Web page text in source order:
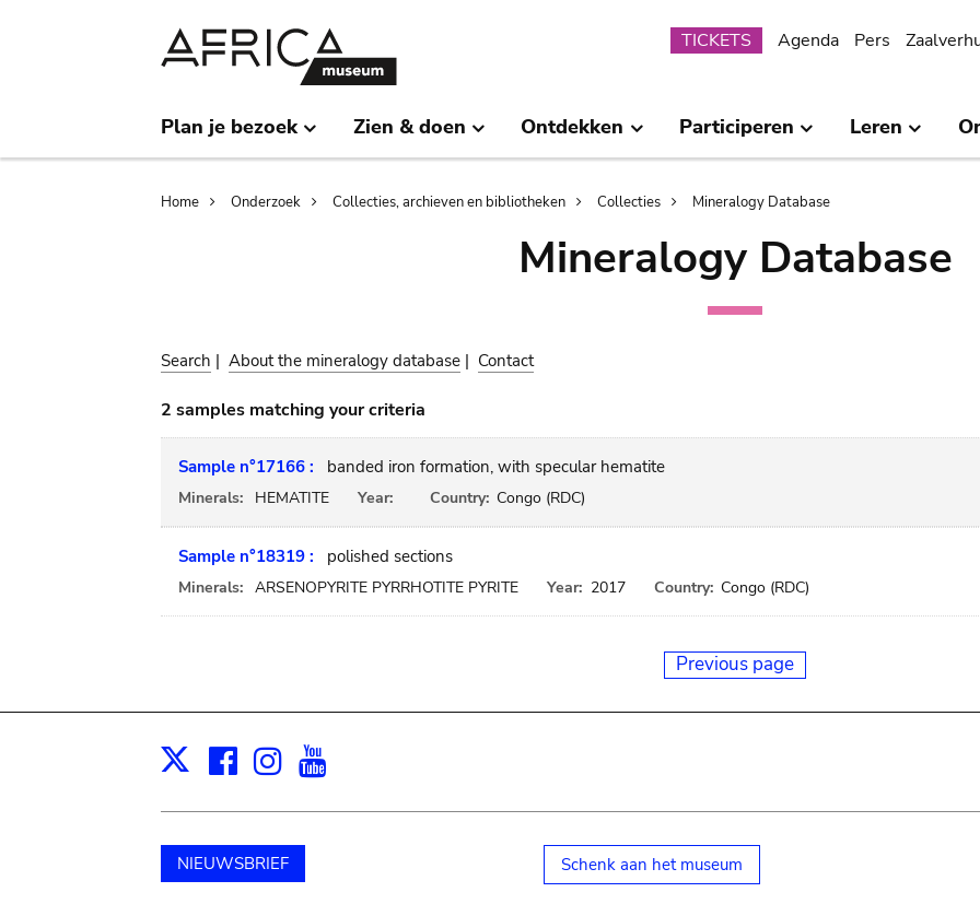
Submenu
TICKETS Agenda Pers
Plan je bezoek Zien & doen Ontdekken Participeren Leren
Breadcrumb
Home Onderzoek Collecties, archieven en bibliotheken Collecties Mineralogy Database
Mineralogy Database
Search | About the mineralogy database | Contact
2 samples matching your criteria
Sample n°17166 : banded iron formation, with specular hematite
Minerals: HEMATITE Year: Country: Congo (RDC)
Sample n°18319 : polished sections
Minerals: ARSENOPYRITE PYRRHOTITE PYRITE Year: 2017 Country: Congo (RDC)
Previous page
X Facebook
Instagram
NIEUWSBRIEF Schenk aan het museum